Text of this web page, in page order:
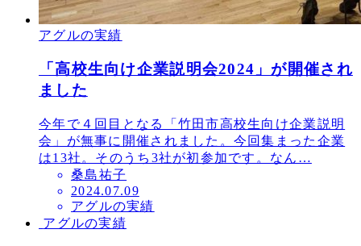
アグルの実績
「高校生向け企業説明会2024」が開催され
ました
今年で４回目となる「竹田市高校生向け企業説明
会」が無事に開催されました。今回集まった企業
は13社。そのうち3社が初参加です。なん…
桑島祐子
投
稿
日
2024.07.09
アグルの実績
アグルの実績